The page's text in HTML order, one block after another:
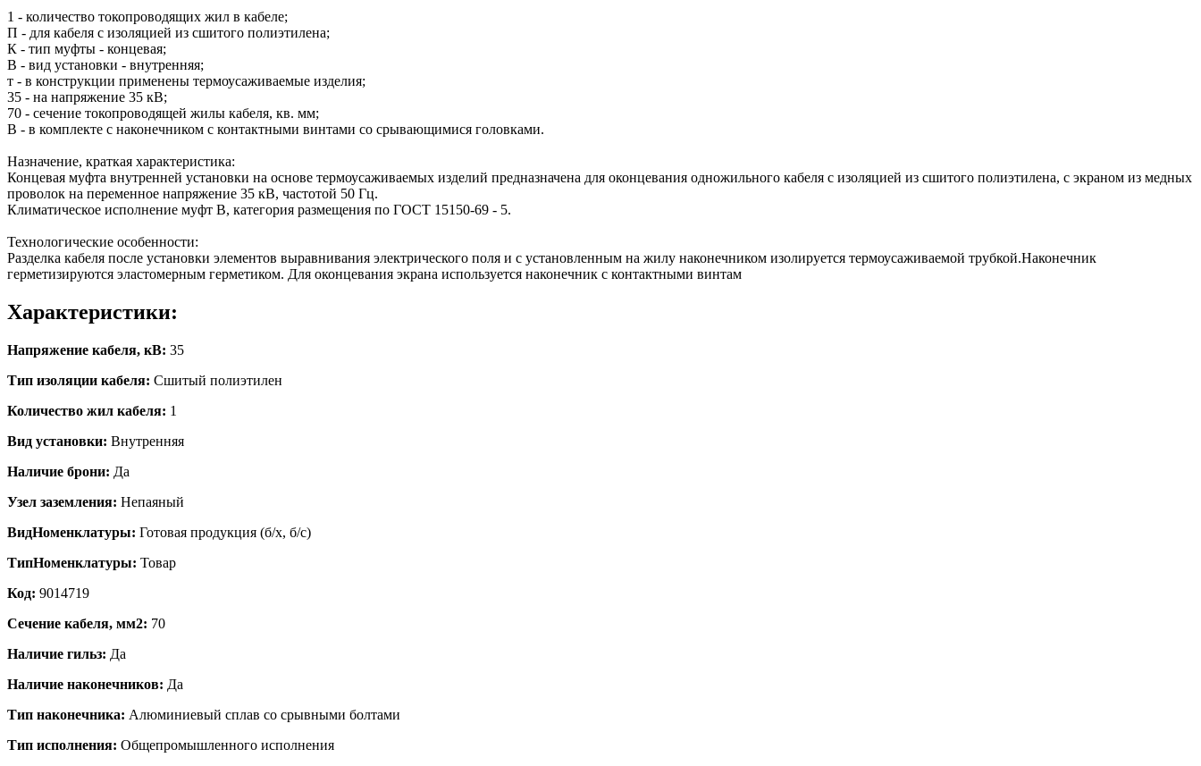
1 - количество токопроводящих жил в кабеле;
П - для кабеля с изоляцией из сшитого полиэтилена;
К - тип муфты - концевая;
В - вид установки - внутренняя;
т - в конструкции применены термоусаживаемые изделия;
35 - на напряжение 35 кВ;
70 - сечение токопроводящей жилы кабеля, кв. мм;
В - в комплекте с наконечником с контактными винтами со срывающимися головками.
Назначение, краткая характеристика:
Концевая муфта внутренней установки на основе термоусаживаемых изделий предназначена для оконцевания одножильного кабеля с изоляцией из сшитого полиэтилена, с экраном из медных
проволок на переменное напряжение 35 кВ, частотой 50 Гц.
Климатическое исполнение муфт В, категория размещения по ГОСТ 15150-69 - 5.
Технологические особенности:
Разделка кабеля после установки элементов выравнивания электрического поля и с установленным на жилу наконечником изолируется термоусаживаемой трубкой.Наконечник
герметизируются эластомерным герметиком. Для оконцевания экрана используется наконечник с контактными винтам
Характеристики:
Напряжение кабеля, кВ: 35
Тип изоляции кабеля: Сшитый полиэтилен
Количество жил кабеля: 1
Вид установки: Внутренняя
Наличие брони: Да
Узел заземления: Непаяный
ВидНоменклатуры: Готовая продукция (б/х, б/с)
ТипНоменклатуры: Товар
Код: 9014719
Сечение кабеля, мм2: 70
Наличие гильз: Да
Наличие наконечников: Да
Тип наконечника: Алюминиевый сплав со срывными болтами
Тип исполнения: Общепромышленного исполнения